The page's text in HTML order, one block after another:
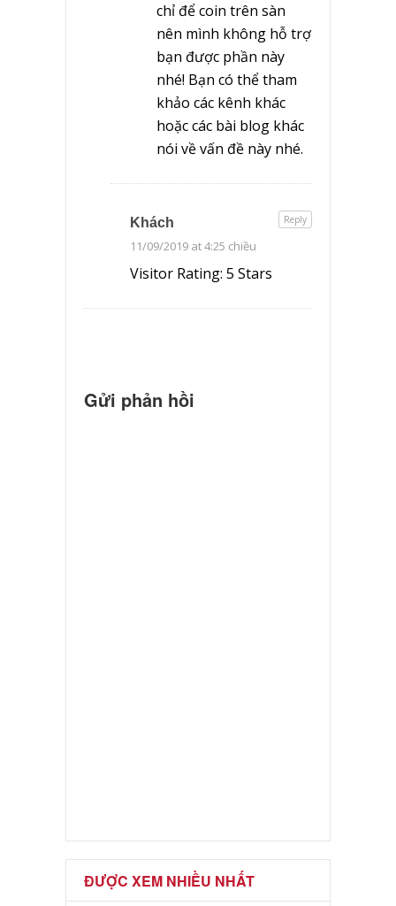
chỉ để coin trên sàn
nên mình không hỗ trợ
bạn được phần này
nhé! Bạn có thể tham
khảo các kênh khác
hoặc các bài blog khác
nói về vấn đề này nhé.
Khách
11/09/2019 at 4:25 chiều
Visitor Rating: 5 Stars
Reply
Gửi phản hồi
ĐƯỢC XEM NHIỀU NHẤT